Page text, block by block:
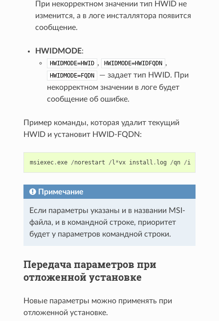
При некорректном значении тип HWID не
изменится, а в логе инсталлятора появится
сообщение.
HWIDMODE:
HWIDMODE=HWID , HWIDMODE=HWIDFQDN ,
HWIDMODE=FQDN
— задает тип HWID. При
некорректном значении в логе будет
сообщение об ошибке.
Пример команды, которая удалит текущий
HWID и установит HWID-FQDN:
msiexec .exe /norestart /l*vx install . log /qn /i
Примечание
Если параметры указаны и в названии MSI-
файла, и в командной строке, приоритет
будет у параметров командной строки.
Передача параметров при
отложенной установке
Новые параметры можно применять при
отложенной установке.